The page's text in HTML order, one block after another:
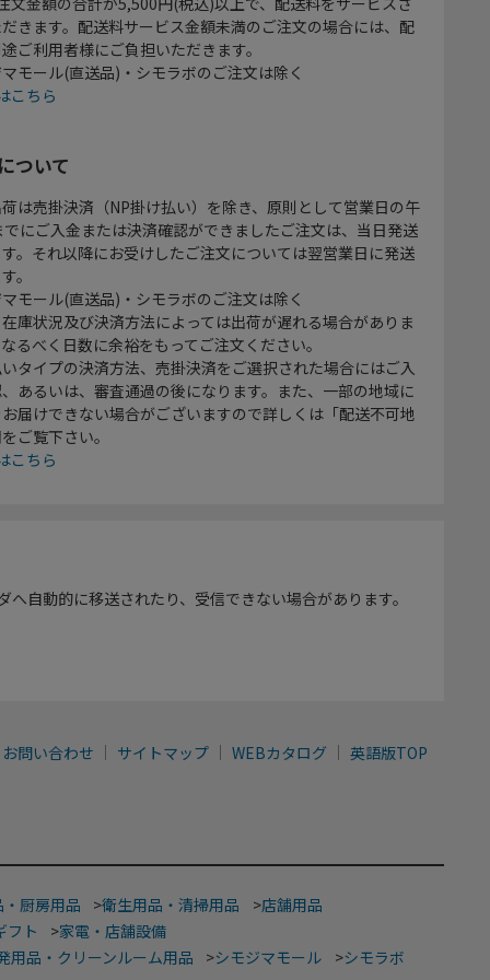
きます。配送料サービス金額未満のご注文の場合には、配
ご利用者様にご負担いただきます。
モール(直送品)・シモラボのご注文は除く
こちら
ついて
は売掛決済（NP掛け払い）を除き、原則として営業日の午
にご入金または決済確認ができましたご注文は、当日発送
。それ以降にお受けしたご注文については翌営業日に発送
。
モール(直送品)・シモラボのご注文は除く
庫状況及び決済方法によっては出荷が遅れる場合がありま
るべく日数に余裕をもってご注文ください。
タイプの決済方法、売掛決済をご選択された場合にはご入
あるいは、審査通過の後になります。また、一部の地域に
届けできない場合がございますので詳しくは「配送不可地
ご覧下さい。
こちら
自動的に移送されたり、受信できない場合があります。
お問い合わせ サイトマップ WEBカタログ 英語版TOP
厨房用品 >衛生用品・清掃用品 >店舗用品
フト
>家電・店舗設備
用品・クリーンルーム用品
>シモジマモール >シモラボ